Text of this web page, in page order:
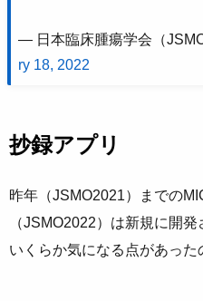
— 日本臨床腫瘍学会（
ry 18, 2022
抄録アプリ
昨年（JSMO2021）までの
（JSMO2022）は新規に開
いくらか気になる点があった